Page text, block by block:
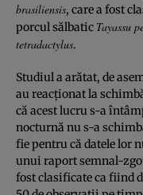
brasiliensis, care a fost
porcul sălbatic Tayassu
tetradactylus.
Studiul a arătat, de
au reacționat la
că acest lucru s-a
nocturnă nu s-a
fie pentru că datele lor
unui raport semnal-
fost clasificate ca fiind